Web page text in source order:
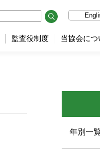
監査役制度 当協会につ
年別一